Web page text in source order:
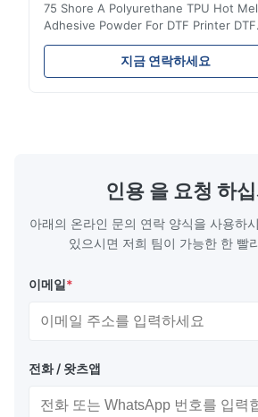
75 Shore A Polyurethane TPU Hot
Adhesive Powder For DTF Printer DTF
Powder Technical Parameters Bonding
Parameters ( reference only)
110-130℃ Press 0.5-1.5 kg/cm2 Time
지금 연락하세요
인용 을 요청 하
아래의 온라인 문의 연락 양식을 사용하
있으시면 저희 팀이 가능한 한 빨
이메일*
전화 / 왓츠앱